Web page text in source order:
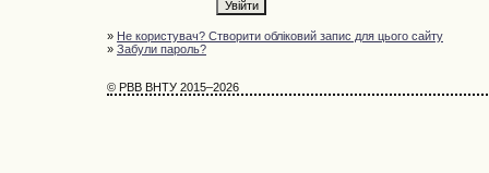
» Не користувач? Створити обліковий запис для цього сайту
» Забули пароль?
© РВВ ВНТУ 2015–2026